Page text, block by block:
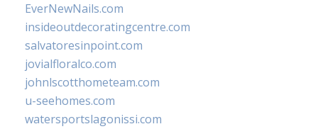
EverNewNails.com
insideoutdecoratingcentre.com
salvatoresinpoint.com
jovialfloralco.com
johnlscotthometeam.com
u-seehomes.com
watersportslagonissi.com